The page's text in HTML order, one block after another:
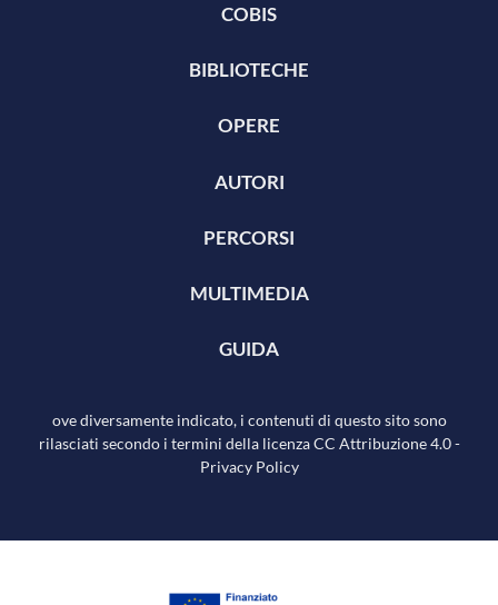
COBIS
BIBLIOTECHE
OPERE
AUTORI
PERCORSI
MULTIMEDIA
GUIDA
ove diversamente indicato, i contenuti di questo sito sono
rilasciati secondo i termini della licenza CC Attribuzione 4.0-
Privacy Policy